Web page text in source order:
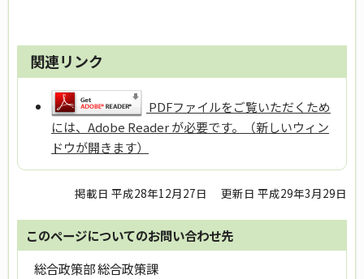
関連リンク
PDFファイルをご覧いただくため
には、Adobe Reader が必要です。（新しいウィン
ドウが開きます）
掲載日 平成28年12月27日 更新日 平成29年3月29日
このページについてのお問い合わせ先
総合政策部 総合政策課